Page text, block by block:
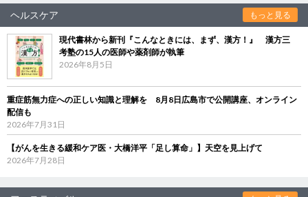
ヘルスケア もっと見る
現代書林から新刊『こんなときには、まず、漢方！』 漢方三
考塾の15人の医師や薬剤師が執筆
2026年8月5日
重症筋無力症への正しい知識と理解を 8月8日広島市で公開講座、オンライン
配信も
2026年7月31日
【がんを生きる緩和ケア医・大橋洋平「足し算命」】天空を見上げて
2026年7月28日